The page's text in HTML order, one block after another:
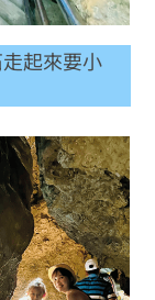
起來要小